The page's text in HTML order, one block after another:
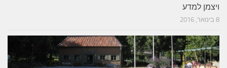
ויצמן למדע
8 בינואר, 2016